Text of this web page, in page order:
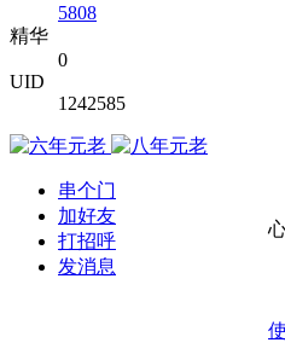
5808
精华
0
UID
1242585
串个门
加好友
打招呼
发消息